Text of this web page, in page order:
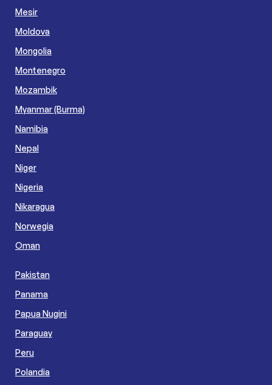
Mesir
Moldova
Mongolia
Montenegro
Mozambik
Myanmar (Burma)
Namibia
Nepal
Niger
Nigeria
Nikaragua
Norwegia
Oman
Pakistan
Panama
Papua Nugini
Paraguay
Peru
Polandia